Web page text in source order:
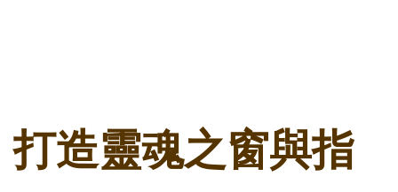
打造靈魂之窗與指